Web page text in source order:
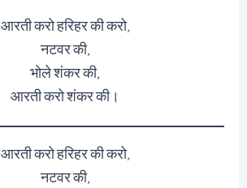
आरती करो हरिहर की करो,
नटवर की,
भोले शंकर की,
आरती करो शंकर की।
आरती करो हरिहर की करो,
नटवर की,